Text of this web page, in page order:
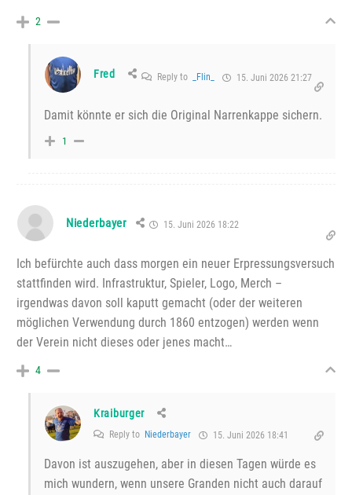
2
Fred Reply to _Flin_ 15. Juni 2026 21:27
Damit könnte er sich die Original Narrenkappe sichern.
1
Niederbayer 15. Juni 2026 18:22
Ich befürchte auch dass morgen ein neuer Erpressungsversuch
stattfinden wird. Infrastruktur, Spieler, Logo, Merch –
irgendwas davon soll kaputt gemacht (oder der weiteren
möglichen Verwendung durch 1860 entzogen) werden wenn
der Verein nicht dieses oder jenes macht…
4
Kraiburger
Reply to Niederbayer 15. Juni 2026 18:41
Davon ist auszugehen, aber in diesen Tagen würde es
mich wundern, wenn unsere Granden nicht auch darauf